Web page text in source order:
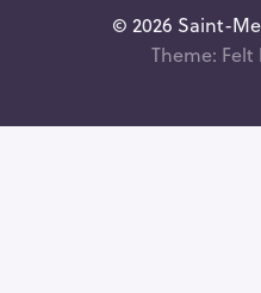
© 2026 Saint-
Theme: Felt